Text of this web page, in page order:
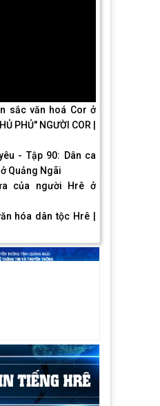
sắc văn hoá Cor ở
PHỦ" NGƯỜI COR |
- Tập 90: Dân ca
Quảng Ngãi
của người Hrê ở
hóa dân tộc Hrê |